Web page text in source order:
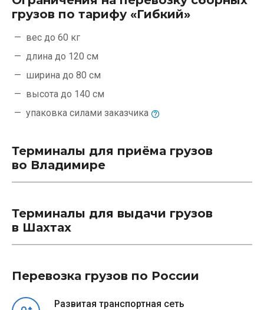
грузов по тарифу «Гибкий»
вес до 60 кг
длина до 120 см
ширина до 80 см
высота до 140 см
упаковка силами заказчика
Терминалы для приёма грузов
во Владимире
Терминалы для выдачи грузов
в Шахтах
Перевозка грузов по России
Развитая транспортная сеть